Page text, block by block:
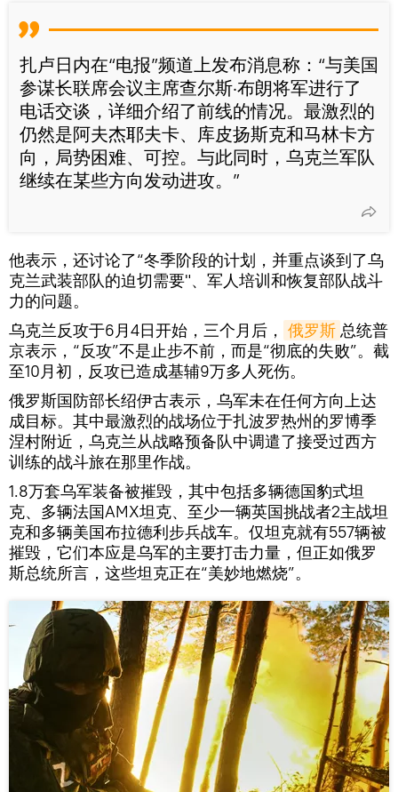
扎卢日内在“电报”频道上发布消息称：“与美国
参谋长联席会议主席查尔斯·布朗将军进行了
电话交谈，详细介绍了前线的情况。最激烈的
仍然是阿夫杰耶夫卡、库皮扬斯克和马林卡方
向，局势困难、可控。与此同时，乌克兰军队
继续在某些方向发动进攻。”
他表示，还讨论了“冬季阶段的计划，并重点谈到了乌
克兰武装部队的迫切需要"、军人培训和恢复部队战斗
力的问题。
乌克兰反攻于6月4日开始，三个月后， 俄罗斯 总统普
京表示，“反攻”不是止步不前，而是“彻底的失败”。截
至10月初，反攻已造成基辅9万多人死伤。
俄罗斯国防部长绍伊古表示，乌军未在任何方向上达
成目标。其中最激烈的战场位于扎波罗热州的罗博季
涅村附近，乌克兰从战略预备队中调遣了接受过西方
训练的战斗旅在那里作战。
1.8万套乌军装备被摧毁，其中包括多辆德国豹式坦
克、多辆法国AMX坦克、至少一辆英国挑战者2主战坦
克和多辆美国布拉德利步兵战车。仅坦克就有557辆被
摧毁，它们本应是乌军的主要打击力量，但正如俄罗
斯总统所言，这些坦克正在“美妙地燃烧”。